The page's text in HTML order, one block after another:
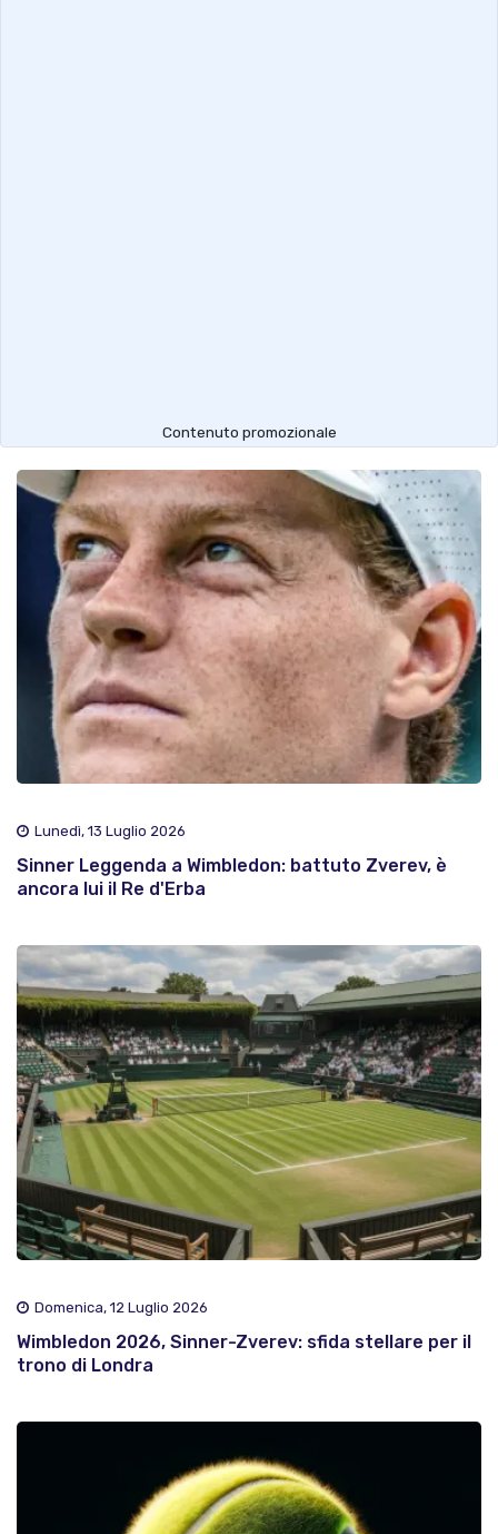
Contenuto promozionale
Lunedì, 13 Luglio 2026
Sinner Leggenda a Wimbledon: battuto Zverev, è
ancora lui il Re d'Erba
Domenica, 12 Luglio 2026
Wimbledon 2026, Sinner-Zverev: sfida stellare per il
trono di Londra